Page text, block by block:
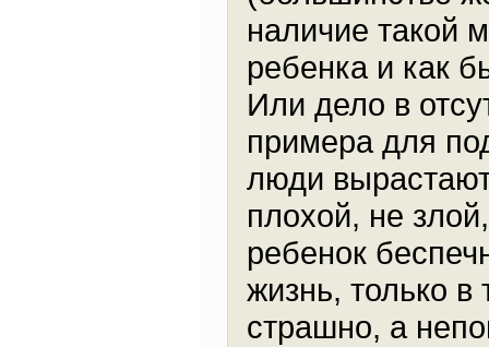
наличие такой
ребенка и как
Или дело в
примера для
люди
плохой, не
ребенок
жизнь, только
страшно, а